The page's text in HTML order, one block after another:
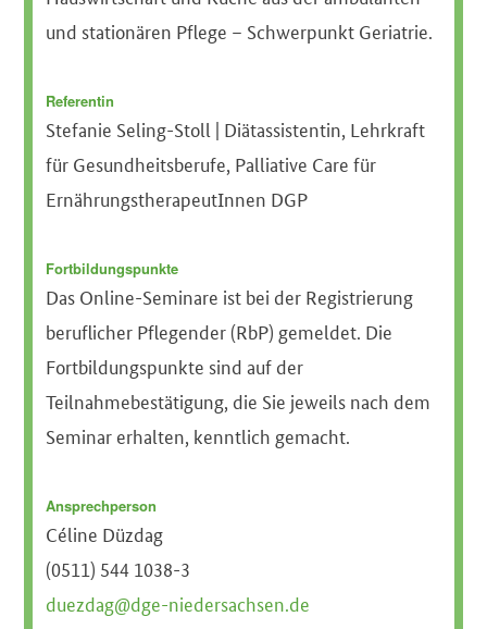
und stationären Pflege – Schwerpunkt Geriatrie.
Referentin
Stefanie Seling-Stoll | Diätassistentin, Lehrkraft
für Gesundheitsberufe, Palliative Care für
ErnährungstherapeutInnen DGP
Fortbildungspunkte
Das Online-Seminare ist bei der Registrierung
beruflicher Pflegender (RbP) gemeldet. Die
Fortbildungspunkte sind auf der
Teilnahmebestätigung, die Sie jeweils nach dem
Seminar erhalten, kenntlich gemacht.
Ansprechperson
Céline Düzdag
(0511) 544 1038-3
duezdag@dge-niedersachsen.de